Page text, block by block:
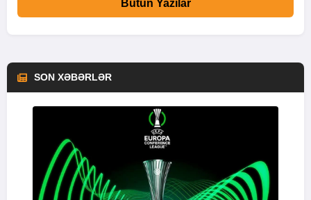
Bütün Yazılar
SON XƏBƏRLƏR